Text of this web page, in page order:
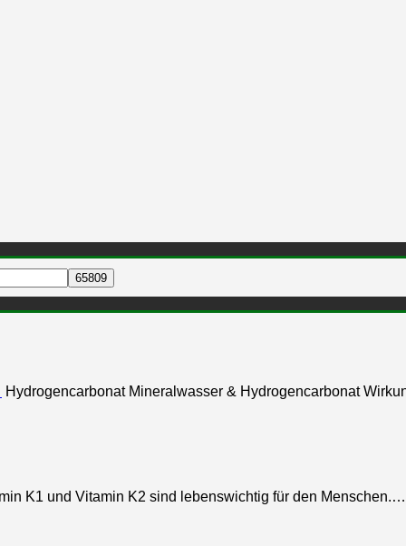
Hydrogencarbonat Mineralwasser & Hydrogencarbonat
K1 und Vitamin K2 sind lebenswichtig für den Menschen.…